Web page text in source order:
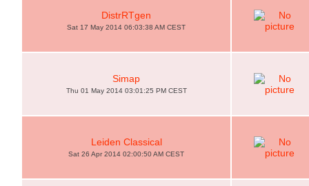
DistrRTgen
Sat 17 May 2014 06:03:38 AM CEST
Simap
Thu 01 May 2014 03:01:25 PM CEST
Leiden Classical
Sat 26 Apr 2014 02:00:50 AM CEST